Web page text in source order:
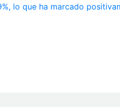
lo que ha marcado